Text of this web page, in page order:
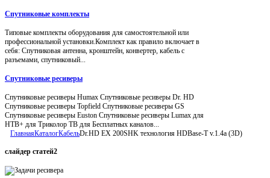
Спутниковые комплекты
Типовые комплекты оборудования для самостоятельной или
профессиональной установки.Комплект как правило включает в
себя: Спутниковая антенна, кронштейн, конвертер, кабель с
разъемами, спутниковый...
Спутниковые ресиверы
Спутниковые ресиверы Humax Спутниковые ресиверы Dr. HD
Спутниковые ресиверы Topfield Спутниковые ресиверы GS
Спутниковые ресиверы Euston Спутниковые ресиверы Lumax для
НТВ+ для Триколор ТВ для Бесплатных каналов...
ГлавнаяКаталогКабельDr.HD EX 200SHK технология HDBase-T v.1.4a (3D)
слайдер статей2